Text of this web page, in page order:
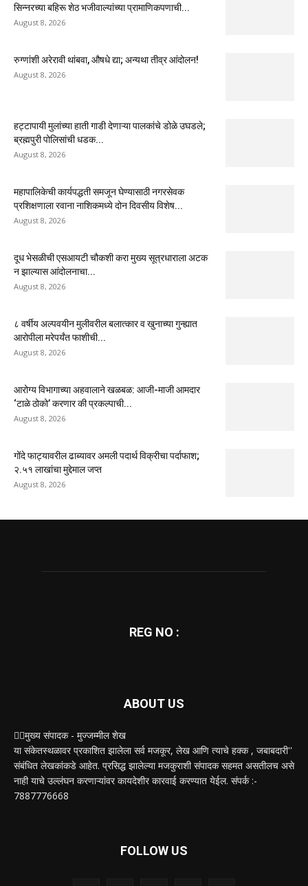
सिन्नरच्या बहिरू शेठ भजीवाल्यांच्या प्रामाणिकपणाची...
August 8, 2026
रुग्णांशी अरेरावी थांबवा, औषधे द्या; अन्यथा तीव्र आंदोलन!
August 8, 2026
हट्टापायी मुलांच्या हाती गाडी देणाऱ्या पालकांचे डोळे उघडले;
ब्रह्मपुरी पोलिसांची धडक...
August 8, 2026
महापालिकेची कार्यपद्धती समजून घेण्यासाठी नगरसेवक
प्रशिक्षणाला रवाना नाशिकमध्ये दोन दिवसीय विशेष...
August 8, 2026
दूध भेसळीची एसआयटी चौकशी करा मुख्य सूत्रधाराला अटक
न झाल्यास आंदोलनाचा...
August 8, 2026
८ वर्षीय अल्पवयीन मुलीवरील बलात्कार व खुनाच्या गुन्ह्यात
आरोपीला मरेपर्यंत फाशीची...
August 8, 2026
आरोग्य विभागाच्या अहवालाने खळबळ: आजी-माजी आमदार
‘टाळे ठोको’ करणार की प्रकल्पाची...
August 8, 2026
गोंदे फाट्यावरील ढाब्यावर अमली पदार्थ विक्रीचा पर्दाफाश;
२.५१ लाखांचा मुद्देमाल जप्त
August 8, 2026
REG NO :
ABOUT US
✍🏻मुख्य संपादक - मुज्जम्मील शेख
या संकेतस्थळावर प्रकाशित झालेला सर्व मजकूर, लेख आणि त्याचे हक्क , जबाबदारी''
संबंधित लेखकांकडे आहेत. प्रसिद्ध झालेल्या मजकुराशी संपादक सहमत असतीलच असे
नाही याचे उल्लंघन करणाऱ्यांवर कायदेशीर कारवाई करण्यात येईल. संपर्क :-
7887776668
FOLLOW US